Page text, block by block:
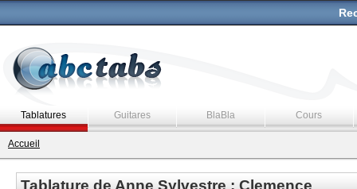
Tablatures Guitares BlaBla Cours
Accueil
Tablature de Anne Sylvestre : Clemence